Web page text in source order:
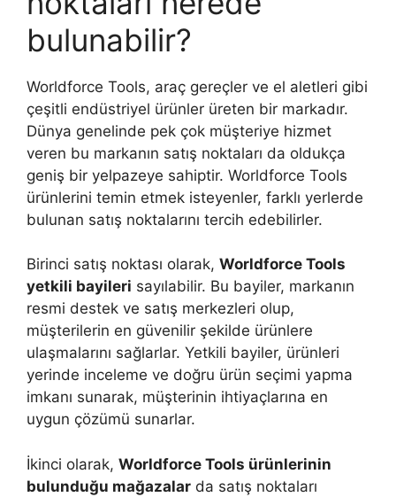
bulunabilir?
Worldforce Tools, araç gereçler ve el aletleri gibi
çeşitli endüstriyel ürünler üreten bir markadır.
Dünya genelinde pek çok müşteriye hizmet
veren bu markanın satış noktaları da oldukça
geniş bir yelpazeye sahiptir. Worldforce Tools
ürünlerini temin etmek isteyenler, farklı yerlerde
bulunan satış noktalarını tercih edebilirler.
Birinci satış noktası olarak, Worldforce Tools
yetkili bayileri sayılabilir. Bu bayiler, markanın
resmi destek ve satış merkezleri olup,
müşterilerin en güvenilir şekilde ürünlere
ulaşmalarını sağlarlar. Yetkili bayiler, ürünleri
yerinde inceleme ve doğru ürün seçimi yapma
imkanı sunarak, müşterinin ihtiyaçlarına en
uygun çözümü sunarlar.
İkinci olarak, Worldforce Tools ürünlerinin
bulunduğu mağazalar da satış noktaları